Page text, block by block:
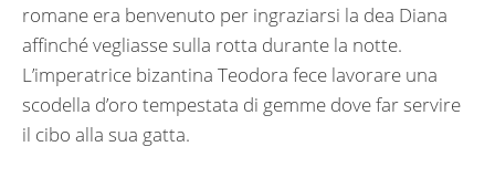
romane era benvenuto per ingraziarsi la dea Diana
affinché vegliasse sulla rotta durante la notte.
L’imperatrice bizantina Teodora fece lavorare una
scodella d’oro tempestata di gemme dove far servire
il cibo alla sua gatta.